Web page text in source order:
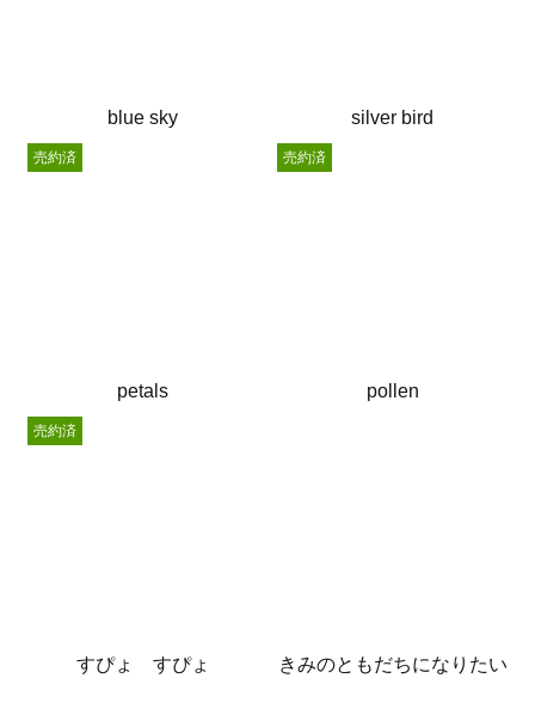
blue sky silver bird
petals
売約済
pollen
売約済
すぴょ すぴょ
売約済
きみのともだちになりたい